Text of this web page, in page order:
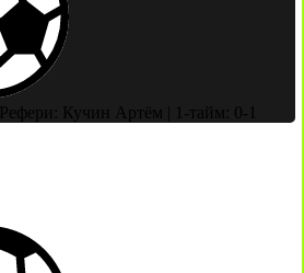
Рефери: Кучин Артём
1-тайм: 0-1